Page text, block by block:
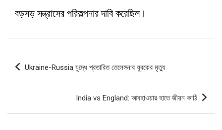
বড়সড় সন্ত্রাসের পরিকল্পনার দাবি করেছিল।
Post
Ukraine-Russia যুদ্ধে প্রতারিত তেলেঙ্গনার যুবকের মৃত্যু
India vs England: আবহাওয়ার হাতে জীয়ন কাঠি